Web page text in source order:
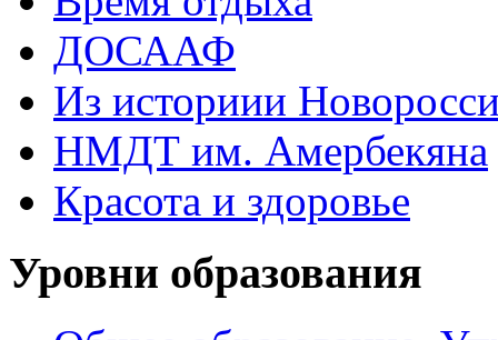
ДОСААФ
Из историии
НМДТ им. Амербекяна
Красота и здоровье
Уровни образования